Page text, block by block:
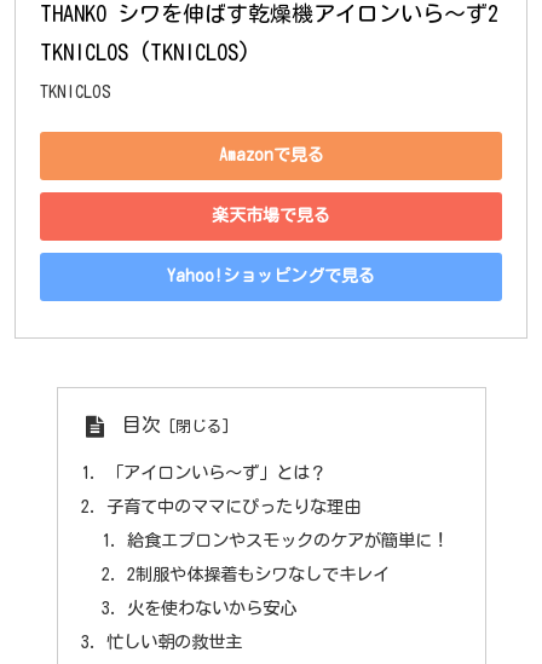
THANKO シワを伸ばす乾燥機アイロンいら～ず2
TKNICLOS (TKNICLOS)
TKNICLOS
Amazonで見る
楽天市場で見る
Yahoo!ショッピングで見る
目次
「アイロンいら〜ず」とは？
子育て中のママにぴったりな理由
給食エプロンやスモックのケアが簡単に！
2制服や体操着もシワなしでキレイ
火を使わないから安心
忙しい朝の救世主